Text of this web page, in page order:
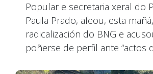
Popular e secretaria xeral do
Paula Prado, afeou, esta
radicalización do BNG e
poñerse de perfil ante “actos